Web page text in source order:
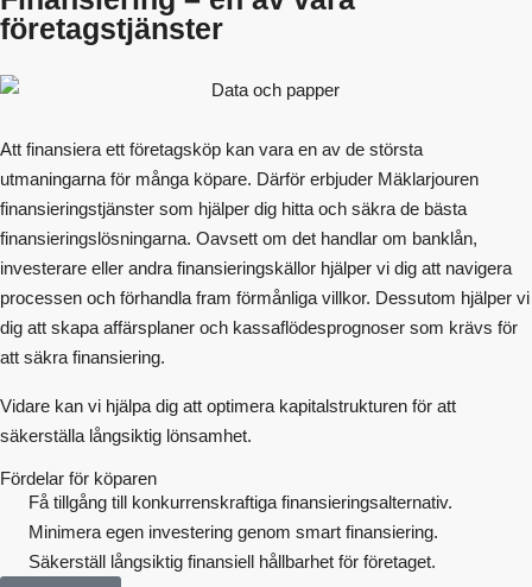
företagstjänster
Att finansiera ett företagsköp kan vara en av de största
utmaningarna för många köpare. Därför erbjuder Mäklarjouren
finansieringstjänster som hjälper dig hitta och säkra de bästa
finansieringslösningarna. Oavsett om det handlar om banklån,
investerare eller andra finansieringskällor hjälper vi dig att navigera
processen och förhandla fram förmånliga villkor. Dessutom hjälper vi
dig att skapa affärsplaner och kassaflödesprognoser som krävs för
att säkra finansiering.
Vidare kan vi hjälpa dig att optimera kapitalstrukturen för att
säkerställa långsiktig lönsamhet.
Fördelar för köparen
Få tillgång till konkurrenskraftiga finansieringsalternativ.
Minimera egen investering genom smart finansiering.
Säkerställ långsiktig finansiell hållbarhet för företaget.